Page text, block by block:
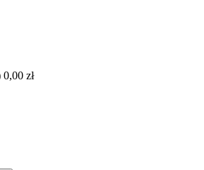
0,00 zł